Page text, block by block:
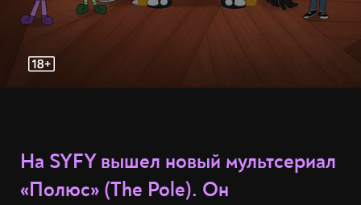
На SYFY вышел новый мультсериал
«Полюс» (The Pole). Он